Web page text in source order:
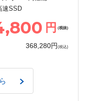
速SSD
円 (税抜)
368,280円 (税込)